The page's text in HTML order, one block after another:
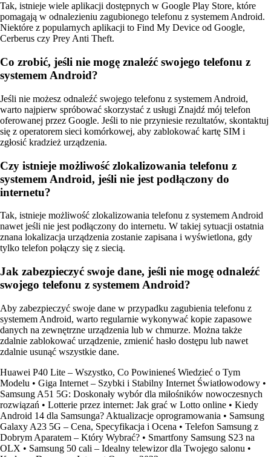
Tak, istnieje wiele aplikacji dostępnych w Google Play Store, które
pomagają w odnalezieniu zagubionego telefonu z systemem Android.
Niektóre z popularnych aplikacji to Find My Device od Google,
Cerberus czy Prey Anti Theft.
Co zrobić, jeśli nie mogę znaleźć swojego telefonu z
systemem Android?
Jeśli nie możesz odnaleźć swojego telefonu z systemem Android,
warto najpierw spróbować skorzystać z usługi Znajdź mój telefon
oferowanej przez Google. Jeśli to nie przyniesie rezultatów, skontaktuj
się z operatorem sieci komórkowej, aby zablokować kartę SIM i
zgłosić kradzież urządzenia.
Czy istnieje możliwość zlokalizowania telefonu z
systemem Android, jeśli nie jest podłączony do
internetu?
Tak, istnieje możliwość zlokalizowania telefonu z systemem Android
nawet jeśli nie jest podłączony do internetu. W takiej sytuacji ostatnia
znana lokalizacja urządzenia zostanie zapisana i wyświetlona, gdy
tylko telefon połączy się z siecią.
Jak zabezpieczyć swoje dane, jeśli nie mogę odnaleźć
swojego telefonu z systemem Android?
Aby zabezpieczyć swoje dane w przypadku zagubienia telefonu z
systemem Android, warto regularnie wykonywać kopie zapasowe
danych na zewnętrzne urządzenia lub w chmurze. Można także
zdalnie zablokować urządzenie, zmienić hasło dostępu lub nawet
zdalnie usunąć wszystkie dane.
Huawei P40 Lite – Wszystko, Co Powinieneś Wiedzieć o Tym
Modelu • Giga Internet – Szybki i Stabilny Internet Światłowodowy •
Samsung A51 5G: Doskonały wybór dla miłośników nowoczesnych
rozwiązań • Lotterie przez internet: Jak grać w Lotto online • Kiedy
Android 14 dla Samsunga? Aktualizacje oprogramowania • Samsung
Galaxy A23 5G – Cena, Specyfikacja i Ocena • Telefon Samsung z
Dobrym Aparatem – Który Wybrać? • Smartfony Samsung S23 na
OLX • Samsung 50 cali – Idealny telewizor dla Twojego salonu •